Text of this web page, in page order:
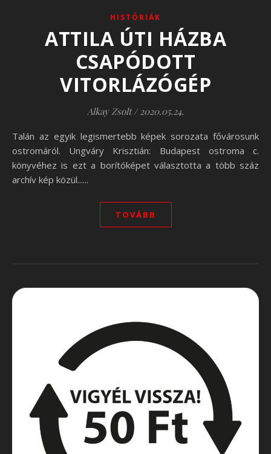
HISTÓRIÁK
ATTILA ÚTI HÁZBA
CSAPÓDOTT
VITORLÁZÓGÉP
Alkay Zsolt / 2020.05.24.
Talán az egyik legismertebb képek sorozata fővárosunk
ostromáról. Ungváry Krisztián: Budapest ostroma c.
könyvéhez is ezt a borítóképet választotta a több száz
archív kép közül......
TOVÁBB